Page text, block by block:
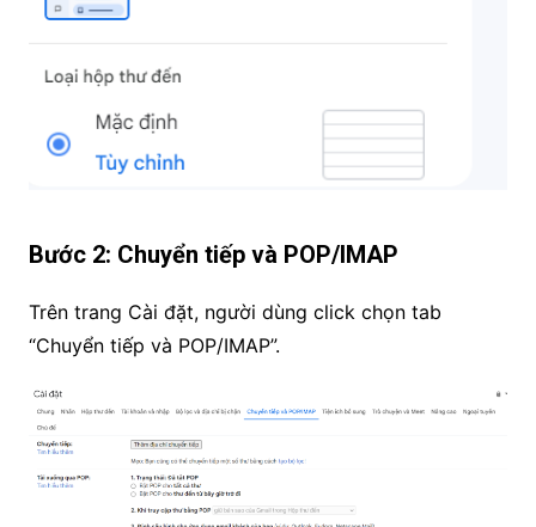
Bước 2: Chuyển tiếp và POP/IMAP
Trên trang Cài đặt, người dùng click chọn tab
“Chuyển tiếp và POP/IMAP”.